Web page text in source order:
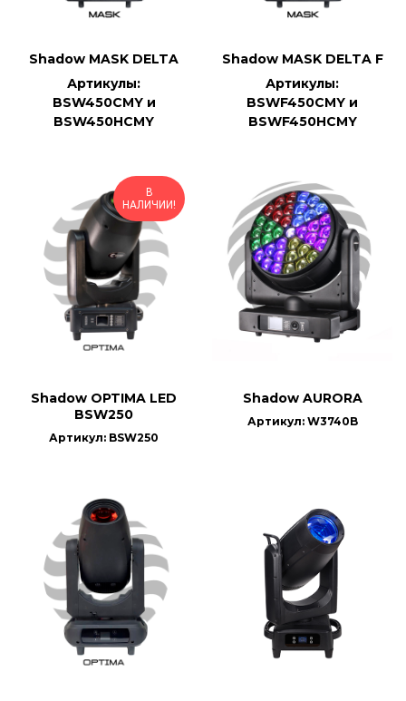
Shadow MASK DELTA
Артикулы:
BSW450CMY и
BSW450HCMY
Shadow MASK DELTA F
Артикулы:
BSWF450CMY и
BSWF450HCMY
В
НАЛИЧИИ!
Shadow OPTIMA LED
BSW250
Артикул: BSW250
Shadow AURORA
Артикул: W3740B